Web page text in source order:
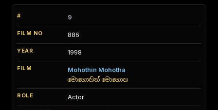
9
886
1998
Mohothin Mohotha
මොහොතින් මොහොත
Actor